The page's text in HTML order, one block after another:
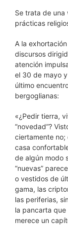
Se trata de
prácticas
A la
discursos
atención
el 30 de mayo
último
bergoglianas:
«¿Pedir tierra,
“novedad”?
ciertamente no;
casa
de algún modo
“nuevas”
o vestidos de
gama, las
las periferias,
la pancarta
merece un